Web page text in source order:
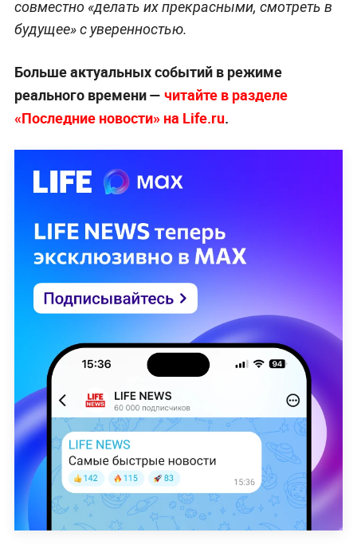
совместно «делать их прекрасными, смотреть в
будущее» с уверенностью.
Больше актуальных событий в режиме
реального времени — читайте в разделе
«Последние новости» на Life.ru.